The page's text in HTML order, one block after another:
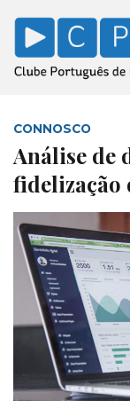
CONNOSCO
Análise de
fidelização